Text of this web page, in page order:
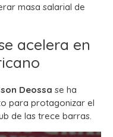
masa salarial de
acelera en
Deossa se ha
para protagonizar el
de las trece barras.